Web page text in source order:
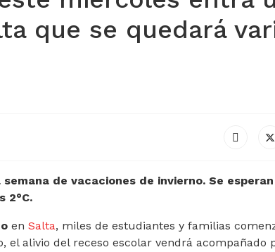
que se quedará
de vacaciones de invierno. Se
2°C.
en Salta, miles de estudiantes y familias
alivio del receso escolar vendrá acompañado